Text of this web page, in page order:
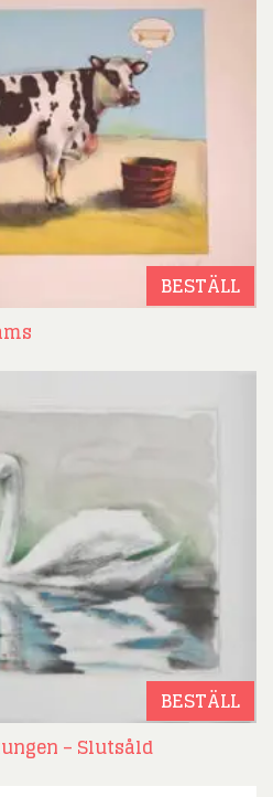
BESTÄLL
BESTÄLL
– Slutsåld